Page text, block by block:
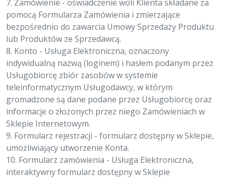
7. Zamówienie - oświadczenie woli Klienta składane za
pomocą Formularza Zamówienia i zmierzające
bezpośrednio do zawarcia Umowy Sprzedaży Produktu
lub Produktów ze Sprzedawcą.
8. Konto - Usługa Elektroniczna, oznaczony
indywidualną nazwą (loginem) i hasłem podanym przez
Usługobiorcę zbiór zasobów w systemie
teleinformatycznym Usługodawcy, w którym
gromadzone są dane podane przez Usługobiorcę oraz
informacje o złożonych przez niego Zamówieniach w
Sklepie Internetowym.
9. Formularz rejestracji - formularz dostępny w Sklepie,
umożliwiający utworzenie Konta.
10. Formularz zamówienia - Usługa Elektroniczna,
interaktywny formularz dostępny w Sklepie